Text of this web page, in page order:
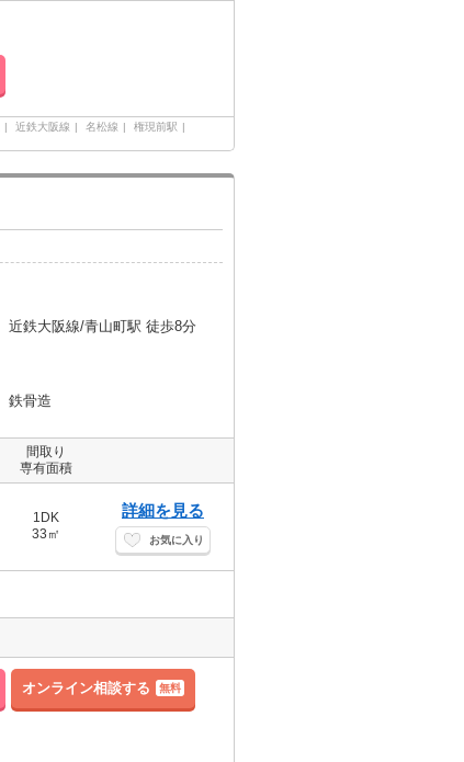
近鉄大阪線 名松線
権現前駅
近鉄大阪線/青山町駅 徒歩8分
鉄骨造
間取り
専有面積
1DK
33㎡
詳細を見る
お気に入り
オンライン相談する 無料